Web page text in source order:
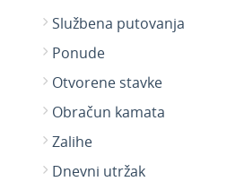
Službena putovanja
Ponude
Otvorene stavke
Obračun kamata
Zalihe
Dnevni utržak